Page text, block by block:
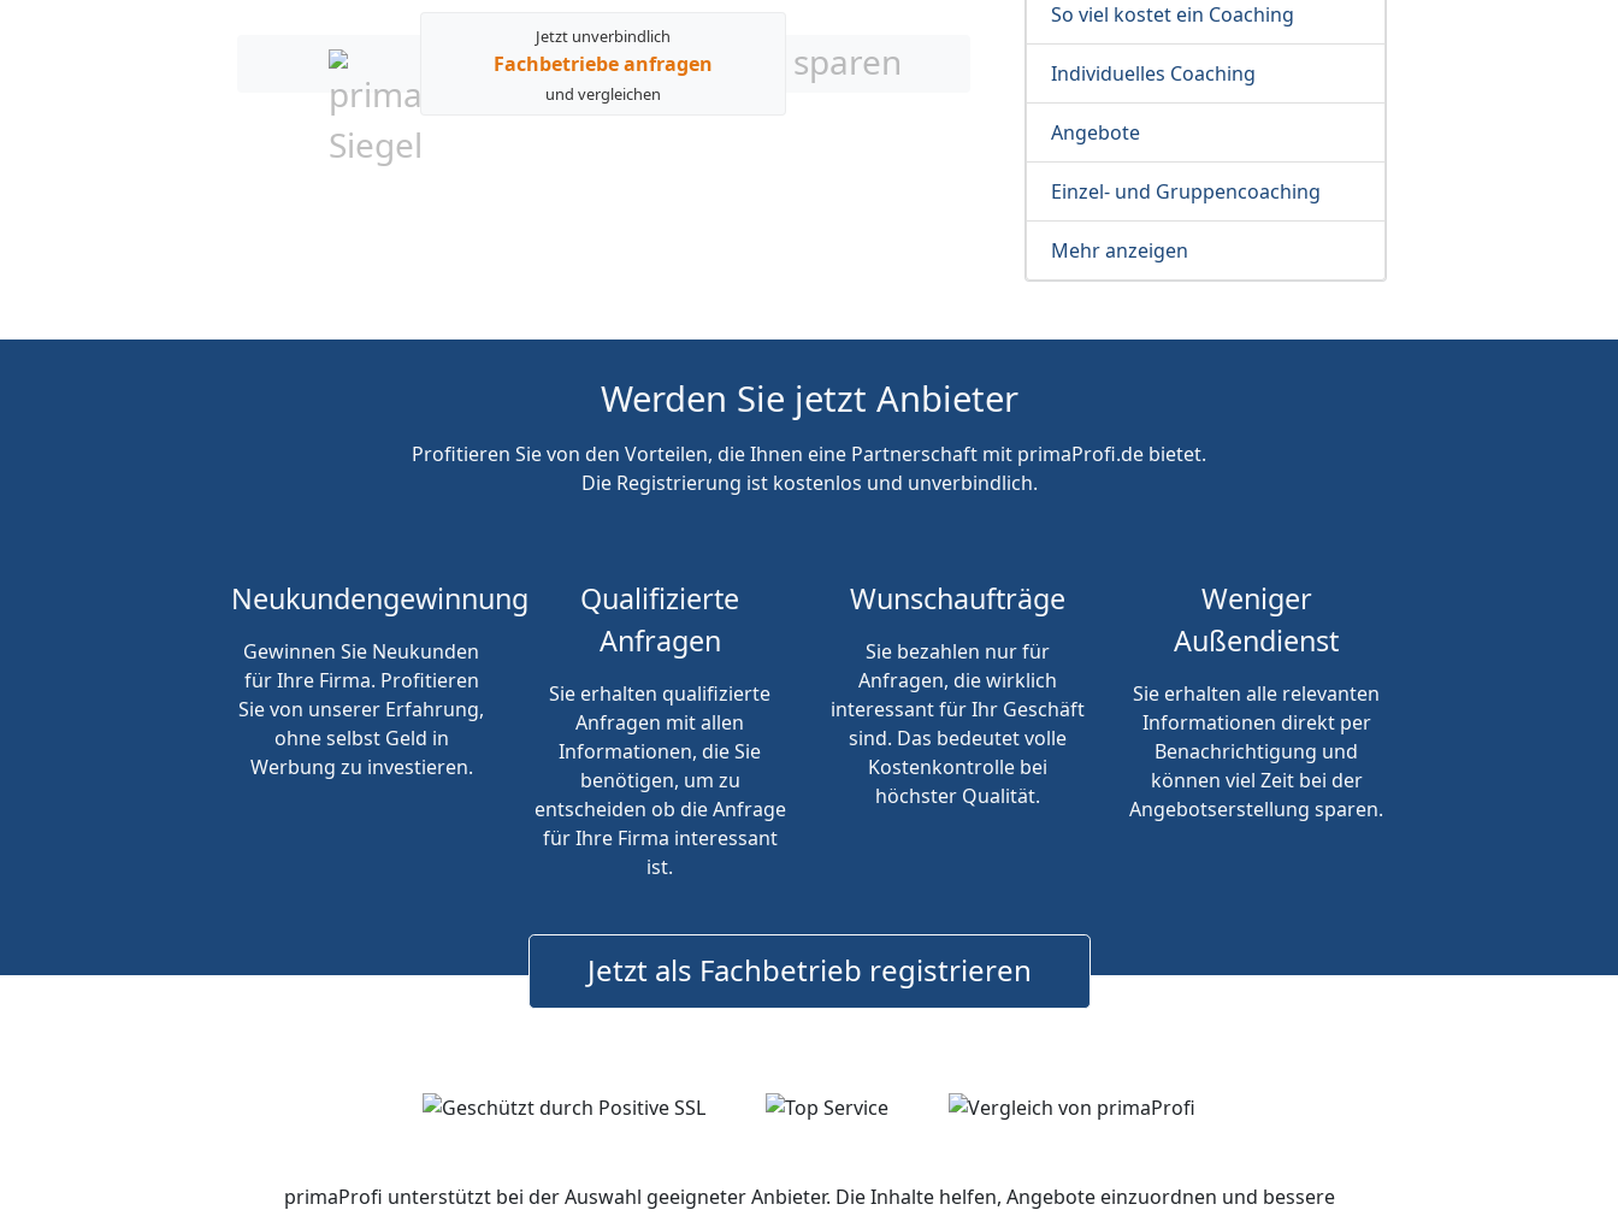
Jetzt unverbindlich
Fachbetriebe anfragen
und vergleichen
sparen
So viel kostet ein Coaching
Individuelles Coaching
Angebote
Einzel- und Gruppencoaching
Mehr anzeigen
Werden Sie jetzt Anbieter
Profitieren Sie von den Vorteilen, die Ihnen eine Partnerschaft mit primaProfi.de bietet.
Die Registrierung ist kostenlos und unverbindlich.
Neukundengewinnung
Gewinnen Sie Neukunden
für Ihre Firma. Profitieren
Sie von unserer Erfahrung,
ohne selbst Geld in
Werbung zu investieren.
Qualifizierte
Anfragen
Sie erhalten qualifizierte
Anfragen mit allen
Informationen, die Sie
benötigen, um zu
entscheiden ob die Anfrage
für Ihre Firma interessant
ist.
Wunschaufträge
Sie bezahlen nur für
Anfragen, die wirklich
interessant für Ihr Geschäft
sind. Das bedeutet volle
Kostenkontrolle bei
höchster Qualität.
Weniger
Außendienst
Sie erhalten alle relevanten
Informationen direkt per
Benachrichtigung und
können viel Zeit bei der
Angebotserstellung sparen.
Jetzt als Fachbetrieb registrieren
primaProfi unterstützt bei der Auswahl geeigneter Anbieter. Die Inhalte helfen, Angebote einzuordnen und bessere